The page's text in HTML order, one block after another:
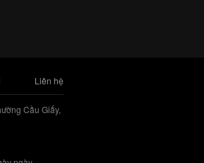
Liên hệ
Cầu Giấy,